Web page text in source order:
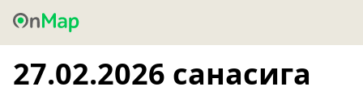
27.02.2026 санасига